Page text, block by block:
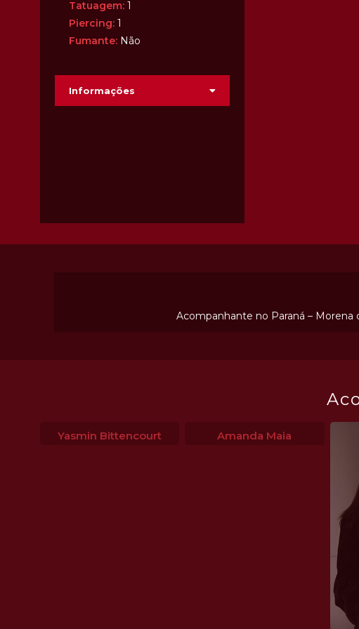
Tatuagem: 1
Piercing: 1
Fumante: Não
Informações
Acompanhante no Paraná –
Yasmin Bittencourt Amanda Maia